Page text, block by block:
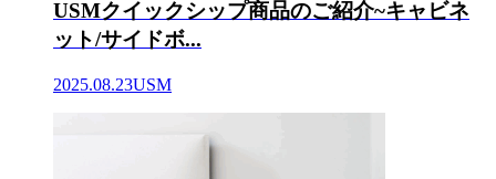
USMクイックシップ商品のご紹介~キャビネ
ット/サイドボ...
2025.08.23USM